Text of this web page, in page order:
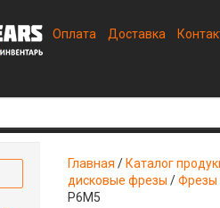
Оплата Доставка
Главная / Каталог
дисковые фрезы /Фрезы
Р6М5